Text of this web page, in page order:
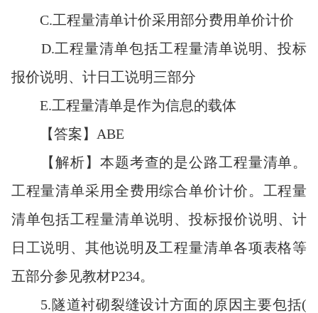
C.工程量清单计价采用部分费用单价计价
D.工程量清单包括工程量清单说明、投标
报价说明、计日工说明三部分
E.工程量清单是作为信息的载体
【答案】ABE
【解析】本题考查的是公路工程量清单。
工程量清单采用全费用综合单价计价。工程量
清单包括工程量清单说明、投标报价说明、计
日工说明、其他说明及工程量清单各项表格等
五部分参见教材P234。
5.隧道衬砌裂缝设计方面的原因主要包括(